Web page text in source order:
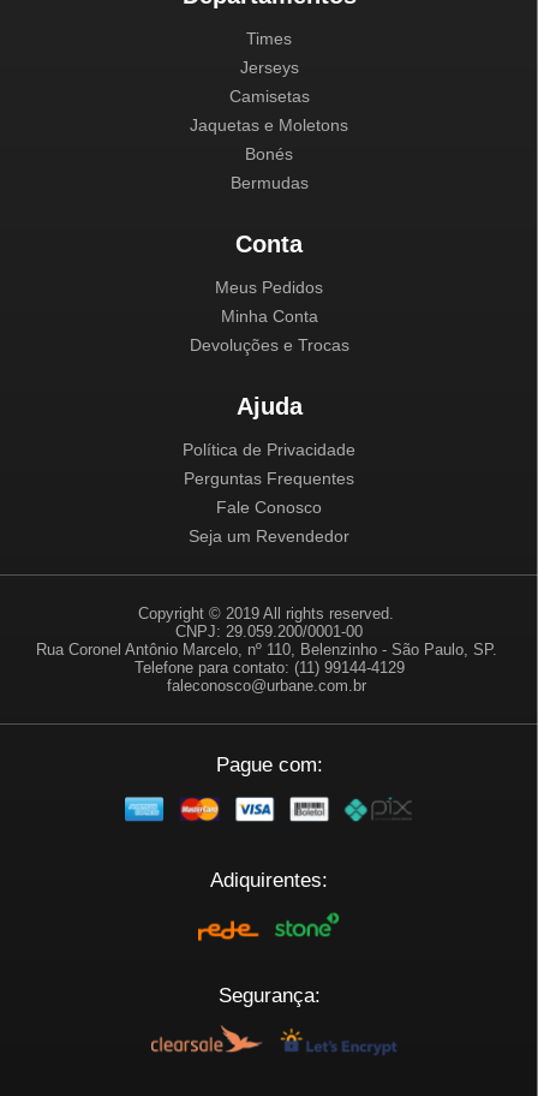
Times
Jerseys
Camisetas
Jaquetas e Moletons
Bonés
Bermudas
Conta
Meus Pedidos
Minha Conta
Devoluções e Trocas
Ajuda
Política de Privacidade
Perguntas Frequentes
Fale Conosco
Seja um Revendedor
Copyright © 2019 All rights reserved.
CNPJ: 29.059.200/0001-00
Rua Coronel Antônio Marcelo, nº 110, Belenzinho - São Paulo, SP.
Telefone para contato: (11) 99144-4129
faleconosco@urbane.com.br
Pague com:
Adiquirentes:
Segurança: